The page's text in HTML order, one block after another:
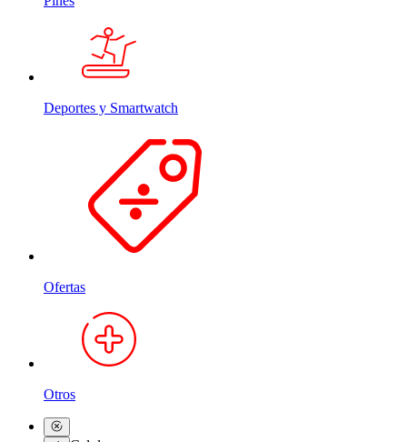
Deportes y Smartwatch
Ofertas
Otros